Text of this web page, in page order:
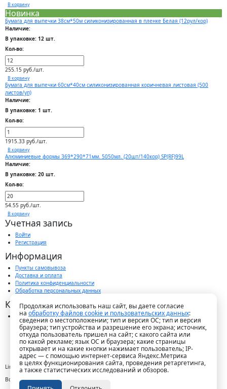
В корзину
Новинка
Бумага для выпечки 38см*50м силиконизированная в пленке Белая (12рул/кор)
Наличие:
В упаковке: 12 шт.
Кол-во:
255.15 руб./шт.
В корзину
Бумага для выпечки 60см*40см силиконизированная коричневая листовая (500
листов/уп)
Наличие:
В упаковке: 1 шт.
Кол-во:
1915.33 руб./шт.
В корзину
Алюминиевые формы 369*290*71мм. 5050мл. (20шт/140кор) SP(RF)99L
Наличие:
В упаковке: 20 шт.
Кол-во:
54.55 руб./шт.
В корзину
Учетная запись
Войти
Регистрация
Информация
Пункты самовывоза
Доставка и оплата
Политика конфиденциальности
Обработка персональных данных
Контакты
г. Краснодар, пос. Победитель, ул. Быстрая, 11/1а
8-989-265-35-35 (звонок бесплатный)
Пн-Пт 9.00 — 18.00
office@lirapack.com
Посмотреть на карте
Lirapack ©2026 Все права защищены.
Все торговые марки принадлежат их владельцам
Продолжая использовать наш сайт, вы даете согласие
на обработку файлов cookie и пользовательских данных:
сведения о местоположении; тип и версия ОС; тип и версия
браузера; тип устройства и разрешение его экрана; источник,
откуда пользователь пришел на сайт; с какого сайта или
по какой рекламе; язык ОС и браузера; какие страницы
открывает и на какие кнопки нажимает пользователь; IP-
адрес — с помощью интернет-сервиса Яндекс.Метрика
в целях функционирования сайта, проведения ретаргетинга,
а также статистических исследований и обзоров.